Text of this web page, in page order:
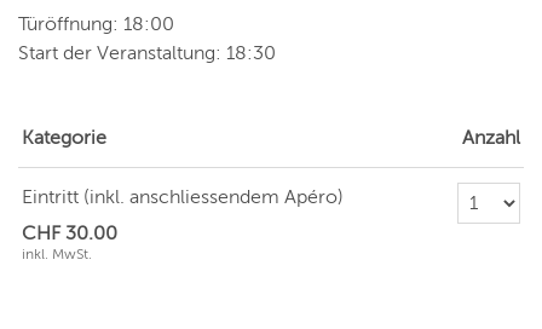
Türöffnung: 18:00
Start der Veranstaltung: 18:30
Kategorie Anzahl
Eintritt (inkl. anschliessendem Apéro)
CHF 30.00
inkl. MwSt.
Anzahl